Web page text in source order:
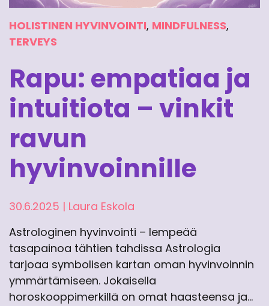
HOLISTINEN HYVINVOINTI, MINDFULNESS,
TERVEYS
Rapu: empatiaa ja
intuitiota – vinkit
ravun
hyvinvoinnille
30.6.2025 | Laura Eskola
Astrologinen hyvinvointi – lempeää
tasapainoa tähtien tahdissa Astrologia
tarjoaa symbolisen kartan oman hyvinvoinnin
ymmärtämiseen. Jokaisella
horoskooppimerkillä on omat haasteensa ja…